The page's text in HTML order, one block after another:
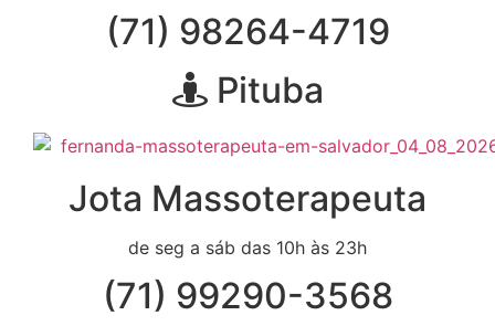
(71) 98264-4719
Pituba
Jota Massoterapeuta
de seg a sáb das 10h às 23h
(71) 99290-3568